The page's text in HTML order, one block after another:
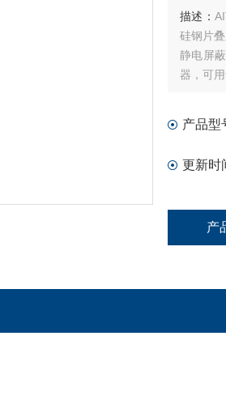
描述：
硅钢片
静电屏
器，可
产品型
更新时
产